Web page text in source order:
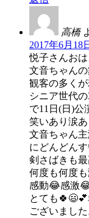
高橋
2017年6月18
悦子さんお
文音ちゃん
観客の多くが
シニア世代
で11日(日)公
笑いあり涙
文音ちゃん
にどんどん
剣さばきも
何度も何度
感動😂感
とても
ございました